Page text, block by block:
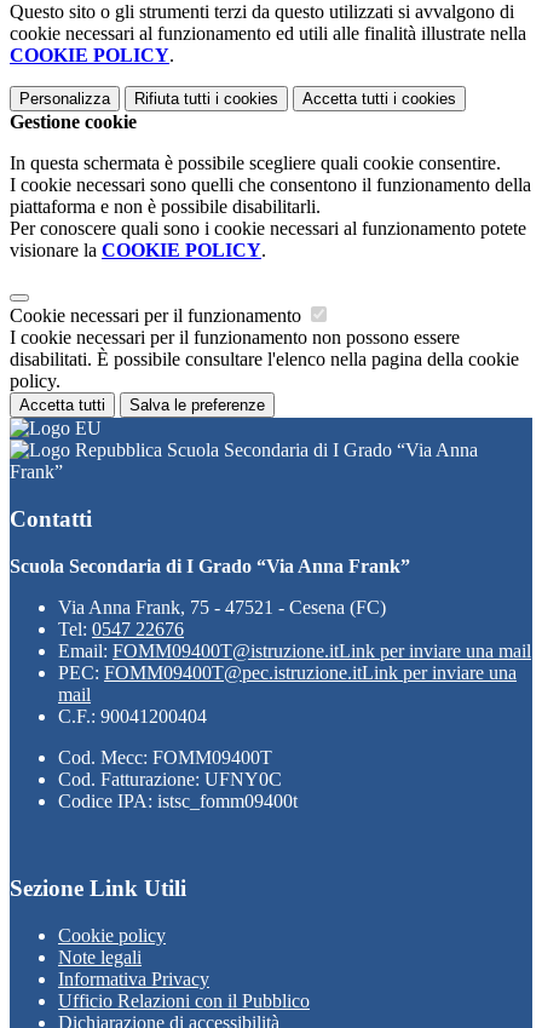
Questo sito o gli strumenti terzi da questo utilizzati si avvalgono di
cookie necessari al funzionamento ed utili alle finalità illustrate nella
COOKIE POLICY.
Personalizza Rifiuta tutti i cookies Accetta tutti i cookies
Gestione cookie
In questa schermata è possibile scegliere quali cookie consentire.
I cookie necessari sono quelli che consentono il funzionamento della
piattaforma e non è possibile disabilitarli.
Per conoscere quali sono i cookie necessari al funzionamento potete
visionare la COOKIE POLICY.
Cookie necessari per il funzionamento
I cookie necessari per il funzionamento non possono essere
disabilitati. È possibile consultare l'elenco nella pagina della cookie
policy.
Accetta tutti Salva le preferenze
Scuola Secondaria di I Grado “Via Anna
Frank”
Contatti
Scuola Secondaria di I Grado “Via Anna Frank”
Via Anna Frank, 75 - 47521 - Cesena (FC)
Tel: 0547 22676
Email: FOMM09400T@istruzione.itLink per inviare una mail
PEC: FOMM09400T@pec.istruzione.itLink per inviare una
mail
C.F.: 90041200404
Cod. Mecc: FOMM09400T
Cod. Fatturazione: UFNY0C
Codice IPA: istsc_fomm09400t
Sezione Link Utili
Cookie policy
Note legali
Informativa Privacy
Ufficio Relazioni con il Pubblico
Dichiarazione di accessibilità